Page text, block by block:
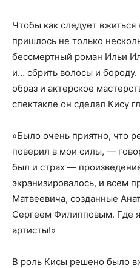
Чтобы как следует вжиться
пришлось не только
бессмертный роман Ильи
и… сбрить волосы и
образ и актерское
спектакле он сделал Кису
«Было очень приятно, что
поверил в мои силы, —
был и страх —
экранизировалось, и всем
Матвеевича, созданные
Сергеем Филипповым. Где я
артисты!»
В роль Кисы решено было